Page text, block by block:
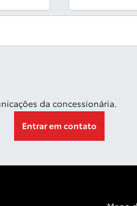
da concessionária.
Entrar em contato